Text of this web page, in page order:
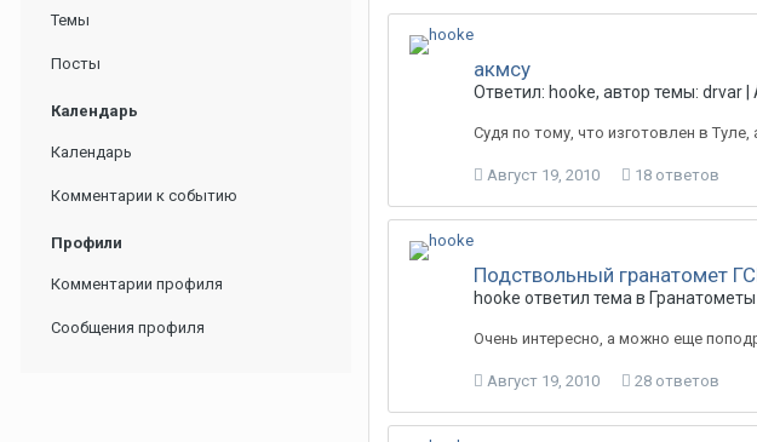
Темы
Посты
Календарь
Календарь
Комментарии к событию
Профили
Комментарии профиля
Сообщения профиля
акмсу
Ответил: hooke, автор темы: drvar |
Судя по тому, что изготовлен в
Август 19, 2010 18 ответов
Подствольный гранатомет
hooke ответил тема в Гранатометы
Очень интересно, а можно еще
Август 19, 2010 28 ответов